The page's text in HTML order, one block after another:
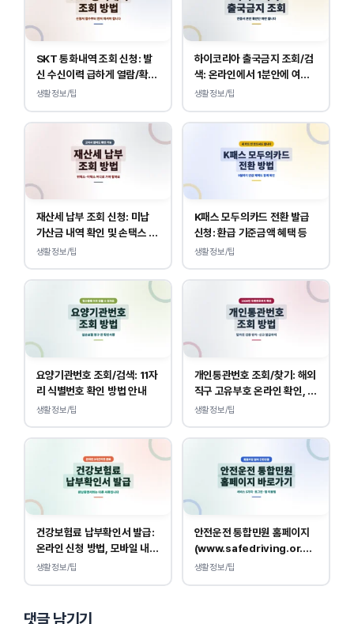
SKT 통화내역 조회 신청: 발
신 수신이력 급하게 열람/확인
하는 방법
생활정보/팁
하이코리아 출국금지 조회/검
색: 온라인에서 1분안에 여부
확인 하는 방법
생활정보/팁
재산세 납부 조회 신청: 미납
가산금 내역 확인 및 손택스 이
택스 경로 안내
생활정보/팁
K패스 모두의카드 전환 발급
신청: 환급 기준금액 혜택 등
생활정보/팁
요양기관번호 조회/검색: 11자
리 식별번호 확인 방법 안내
생활정보/팁
개인통관번호 조회/찾기: 해외
직구 고유부호 온라인 확인, 발
급 방법
생활정보/팁
건강보험료 납부확인서 발급:
온라인 신청 방법, 모바일 내역
조회 안내
생활정보/팁
안전운전 통합민원 홈페이지
(www.safedriving.or.kr)
바로가기, 운전면허 민원 사이
생활정보/팁
댓글 남기기